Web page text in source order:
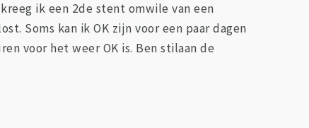
ik een 2de stent omwile van een
Soms kan ik OK zijn voor een paar dagen
voor het weer OK is. Ben stilaan de